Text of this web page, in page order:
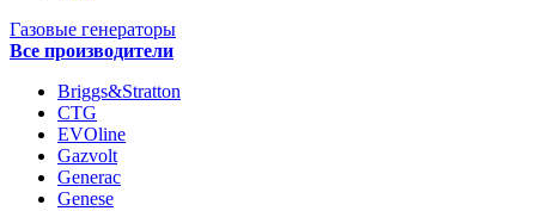
Газовые генераторы
Все производители
Briggs&Stratton
CTG
EVOline
Gazvolt
Generac
Genese